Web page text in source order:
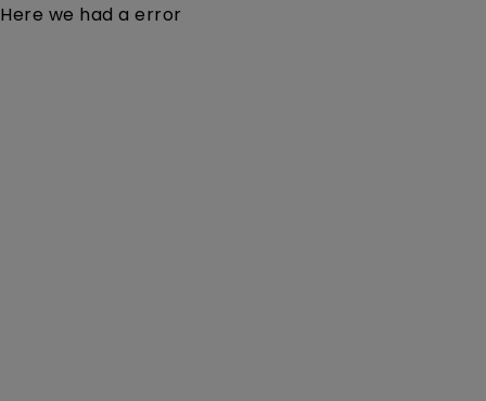
Here we had a error